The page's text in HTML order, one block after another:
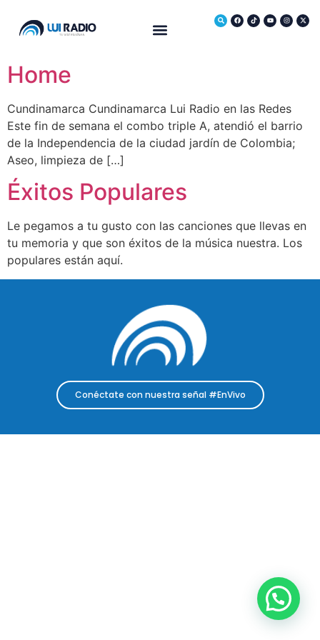
Home
Cundinamarca Cundinamarca Lui Radio en las Redes
Este fin de semana el combo triple A, atendió el barrio
de la Independencia de la ciudad jardín de Colombia;
Aseo, limpieza de […]
Éxitos Populares
Le pegamos a tu gusto con las canciones que llevas en
tu memoria y que son éxitos de la música nuestra. Los
populares están aquí.
Conéctate con nuestra señal #EnVivo